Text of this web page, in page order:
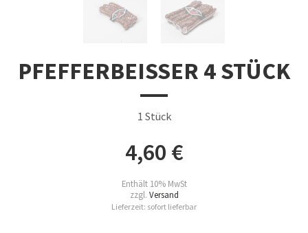
PFEFFERBEISSER 4 STÜCK
1 Stück
4,60 €
Enthält 10% MwSt
zzgl. Versand
Lieferzeit: sofort lieferbar